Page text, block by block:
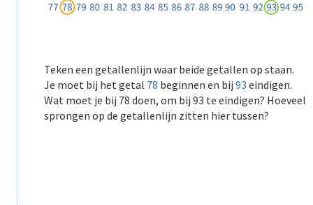
Teken een getallenlijn waar beide getallen op staan.
Je moet bij het getal 78 beginnen en bij 93 eindigen.
Wat moet je bij 78 doen, om bij 93 te eindigen? Hoeveel
sprongen op de getallenlijn zitten hier tussen?